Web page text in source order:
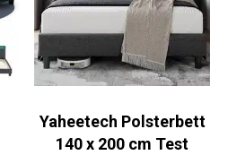
Yaheetech Polsterbett
140 x 200 cm Test